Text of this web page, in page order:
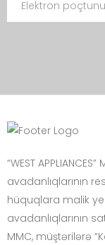
“WEST
avadanlıqlarının
hüquqlara malik
avadanlıqlarının
MMC, müştərilərə